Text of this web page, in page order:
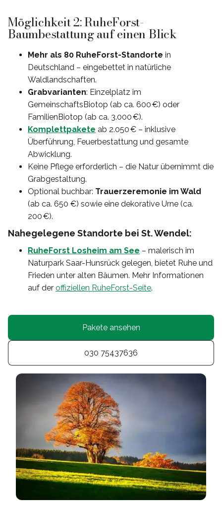
Möglichkeit 2: RuheForst-
Baumbestattung auf einen Blick
Mehr als 80 RuheForst-Standorte in
Deutschland – eingebettet in natürliche
Waldlandschaften.
Grabvarianten: Einzelplatz im
GemeinschaftsBiotop (ab ca. 600 €) oder
FamilienBiotop (ab ca. 3.000 €).
Komplettpakete ab 2.050 € – inklusive
Überführung, Feuerbestattung und gesamte
Abwicklung.
Keine Pflege erforderlich – die Natur übernimmt die
Grabgestaltung.
Optional buchbar: Trauerzeremonie im Wald
(ab ca. 650 €) sowie eine dekorative Urne (ca.
200 €).
Nahegelegene Standorte bei St. Wendel:
RuheForst Losheim am See – malerisch im
Naturpark Saar-Hunsrück gelegen, bietet Ruhe und
Frieden unter alten Bäumen. Mehr Informationen
auf der offiziellen RuheForst-Seite.
Pakete ansehen
030 75437636